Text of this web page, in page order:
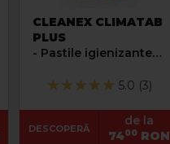
CLEANEX CLIMATAB
PLUS
- Pastile igienizante
instalatia de aer5.0 (3)
DESCOPERĂ
de la
7400 RON